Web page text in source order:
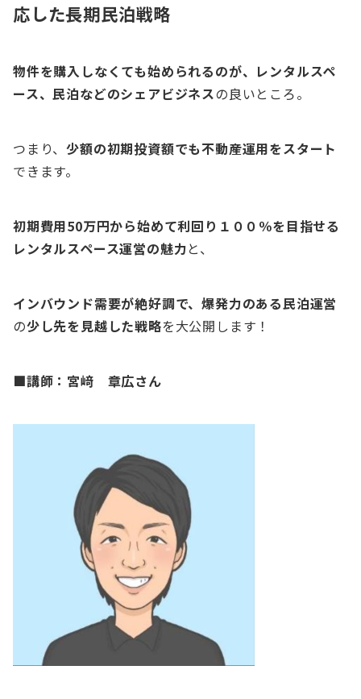
応した長期民泊戦略
物件を購入しなくても始められるのが、レンタルスペ
ース、民泊などのシェアビジネスの良いところ。
つまり、少額の初期投資額でも不動産運用をスタート
できます。
初期費用50万円から始めて利回り１００％を目指せる
レンタルスペース運営の魅力と、
インバウンド需要が絶好調で、爆発力のある民泊運営
の少し先を見越した戦略を大公開します！
■講師：宮﨑 章広さん